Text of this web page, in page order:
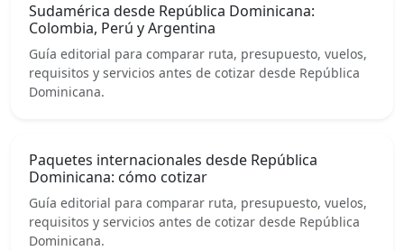
Sudamérica desde República Dominicana:
Colombia, Perú y Argentina
Guía editorial para comparar ruta, presupuesto, vuelos,
requisitos y servicios antes de cotizar desde República
Dominicana.
Paquetes internacionales desde República
Dominicana: cómo cotizar
Guía editorial para comparar ruta, presupuesto, vuelos,
requisitos y servicios antes de cotizar desde República
Dominicana.